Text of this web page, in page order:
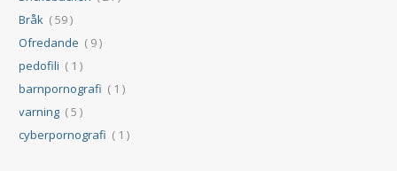
Bråk ( 59 )
Ofredande ( 9 )
pedofili ( 1 )
barnpornografi ( 1 )
varning ( 5 )
cyberpornografi ( 1 )